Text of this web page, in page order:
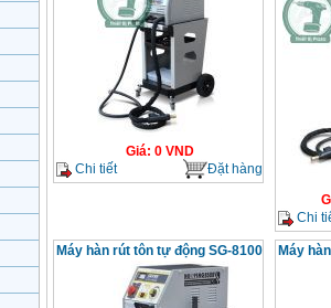
Giá: 0VND
Chi tiết
Đặt hàng
Chi
Máy hàn rút tôn tự động SG-8100 Máy